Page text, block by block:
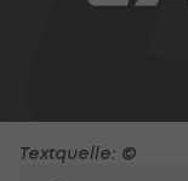
Textquelle: ©